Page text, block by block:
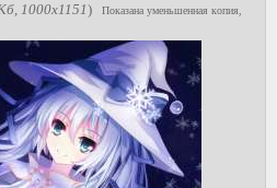
1000x1151)
Показана уменьшенная копия,